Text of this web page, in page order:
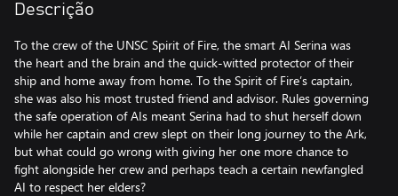
Descrição
To the crew of the UNSC Spirit of Fire, the smart AI Serina was
the heart and the brain and the quick-witted protector of their
ship and home away from home. To the Spirit of Fire’s captain,
she was also his most trusted friend and advisor. Rules governing
the safe operation of AIs meant Serina had to shut herself down
while her captain and crew slept on their long journey to the Ark,
but what could go wrong with giving her one more chance to
fight alongside her crew and perhaps teach a certain newfangled
AI to respect her elders?